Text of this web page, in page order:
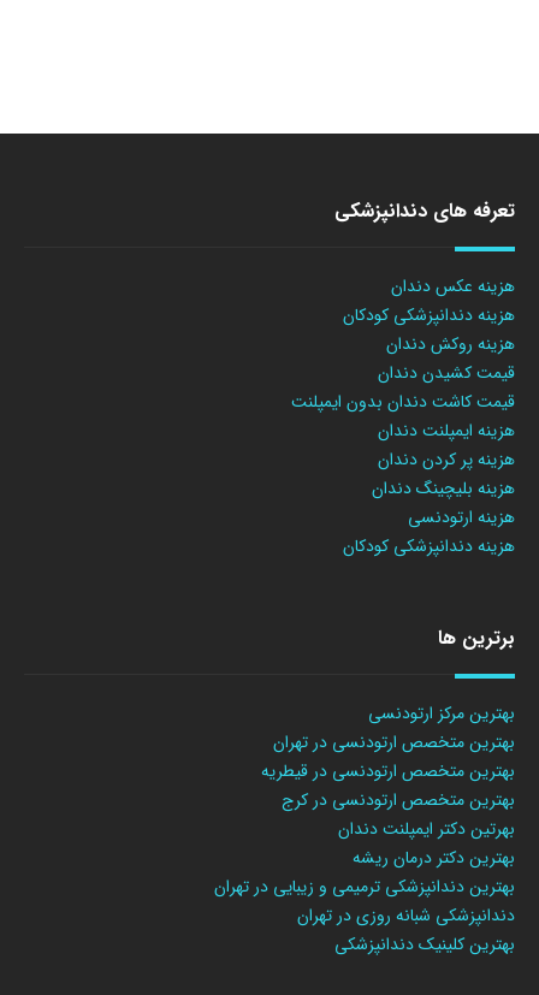
تعرفه های دندانپزشکی
هزینه عکس دندان
هزینه دندانپزشکی کودکان
هزینه روکش دندان
قیمت کشیدن دندان
قیمت کاشت دندان بدون ایمپلنت
هزینه ایمپلنت دندان
هزینه پر کردن دندان
هزینه بلیچینگ دندان
هزینه ارتودنسی
هزینه دندانپزشکی کودکان
برترین ها
بهترین مرکز ارتودنسی
بهترین متخصص ارتودنسی در تهران
بهترین متخصص ارتودنسی در قیطریه
بهترین متخصص ارتودنسی در کرج
بهرتین دکتر ایمپلنت دندان
بهترین دکتر درمان ریشه
بهترین دندانپزشکی ترمیمی و زیبایی در تهران
دندانپزشکی شبانه روزی در تهران
بهترین کلینیک دندانپزشکی